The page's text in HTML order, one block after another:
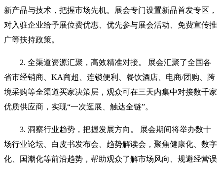
新产品与技术，把握市场先机。展会专门设置新品首发专区，
对入驻企业给予展位费优惠、优先参与展会活动、免费宣传推
广等扶持政策。
2. 全渠道资源汇聚，高效精准对接。 展会汇聚了全国各
省市经销商、KA商超、连锁便利、餐饮酒店、电商/团购、跨
境采购等全渠道买家决策层，观众可在三天内集中对接数千家
优质供应商，实现“一次逛展、触达全链”。
3. 洞察行业趋势，把握发展方向。 展会期间将举办数十
场行业论坛、白皮书发布会、趋势解读会，聚焦健康化、数字
化、国潮化等前沿趋势，帮助观众了解市场风向、规避经营误